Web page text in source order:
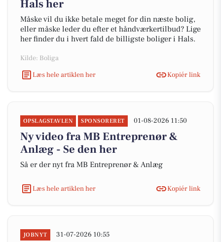
Hals her
Måske vil du ikke betale meget for din næste bolig,
eller måske leder du efter et håndværkertilbud? Lige
her finder du i hvert fald de billigste boliger i Hals.
Kilde: Boliga
Læs hele artiklen her
Kopiér link
OPSLAGSTAVLEN SPONSORERET 01-08-2026 11:50
Ny video fra MB Entreprenør &
Anlæg - Se den her
Så er der nyt fra MB Entreprenør & Anlæg
Læs hele artiklen her Kopiér link
JOBNYT 31-07-2026 10:55